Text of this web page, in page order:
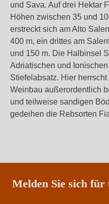
und Sava. Auf drei Hektar
Höhen zwischen 35 und
erstreckt sich am Alto
400 m, ein drittes am
und 150 m. Die Halbinsel
Adriatischen und
Stiefelabsatz. Hier
Weinbau außerordentlich
und teilweise sandigen
gedeihen die Rebsorten
Melden Sie sich für